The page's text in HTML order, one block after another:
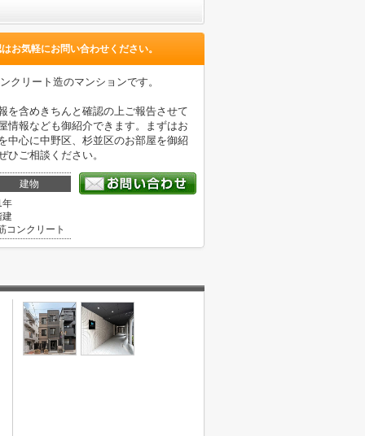
お気軽にお問い合わせください。
クリート造のマンションです。
を含めきちんと確認の上ご報告させて
情報なども御紹介できます。まずはお
中心に中野区、杉並区のお部屋を御紹
ご相談ください。
建物
年
建
コンクリート